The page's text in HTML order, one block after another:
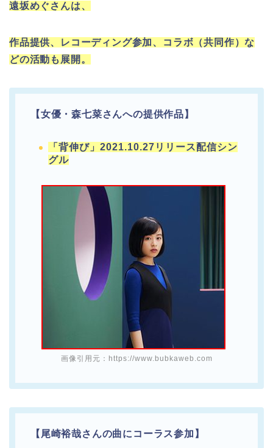
遠坂めぐさんは、
作品提供、レコーディング参加、コラボ（共同作）な
どの活動も展開。
【女優・森七菜さんへの提供作品】
「背伸び」2021.10.27リリース配信シン
グル
画像引用元：https://www.bubkaweb.com
【尾崎裕哉さんの曲にコーラス参加】